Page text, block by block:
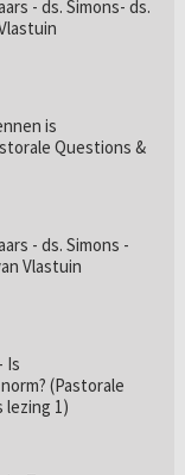
- ds. Simons- ds.
is
Questions &
- ds. Simons -
Vlastuin
Is
(Pastorale
lezing 1)